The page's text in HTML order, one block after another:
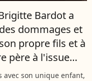
Bardot a
dommages et
propre fils et à
père à l'issue
familial ?
avec son unique enfant,